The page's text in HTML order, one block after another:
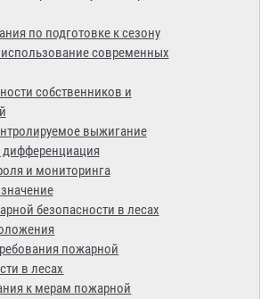
по подготовке к сезону
использование современных
собственников и
выжигание
дифференциация
и мониторинга
безопасности в лесах
пожарной
в лесах
к мерам пожарной